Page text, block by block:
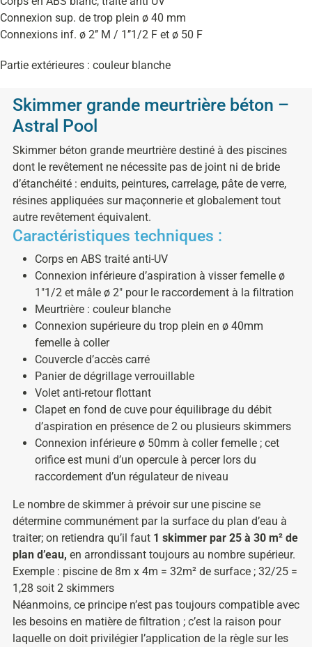
Connexion sup. de trop plein ø 40 mm
Connexions inf. ø 2’’ M / 1’’1/2 F et ø 50 F
Partie extérieures : couleur blanche
Skimmer grande meurtrière béton –
Astral Pool
Skimmer béton grande meurtrière destiné à des piscines
dont le revêtement ne nécessite pas de joint ni de bride
d’étanchéité : enduits, peintures, carrelage, pâte de verre,
résines appliquées sur maçonnerie et globalement tout
autre revêtement équivalent.
Caractéristiques techniques :
Corps en ABS traité anti-UV
Connexion inférieure d’aspiration à visser femelle ø
1″1/2 et mâle ø 2″ pour le raccordement à la filtration
Meurtrière : couleur blanche
Connexion supérieure du trop plein en ø 40mm
femelle à coller
Couvercle d’accès carré
Panier de dégrillage verrouillable
Volet anti-retour flottant
Clapet en fond de cuve pour équilibrage du débit
d’aspiration en présence de 2 ou plusieurs skimmers
Connexion inférieure ø 50mm à coller femelle ; cet
orifice est muni d’un opercule à percer lors du
raccordement d’un régulateur de niveau
Le nombre de skimmer à prévoir sur une piscine se
détermine communément par la surface du plan d’eau à
traiter; on retiendra qu’il faut 1 skimmer par 25 à 30 m² de
plan d’eau, en arrondissant toujours au nombre supérieur.
Exemple : piscine de 8m x 4m = 32m² de surface ; 32/25 =
1,28 soit 2 skimmers
Néanmoins, ce principe n’est pas toujours compatible avec
les besoins en matière de filtration ; c’est la raison pour
laquelle on doit privilégier l’application de la règle sur les